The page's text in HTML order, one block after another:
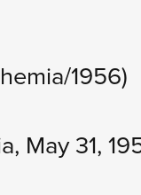
1956)
May 31,